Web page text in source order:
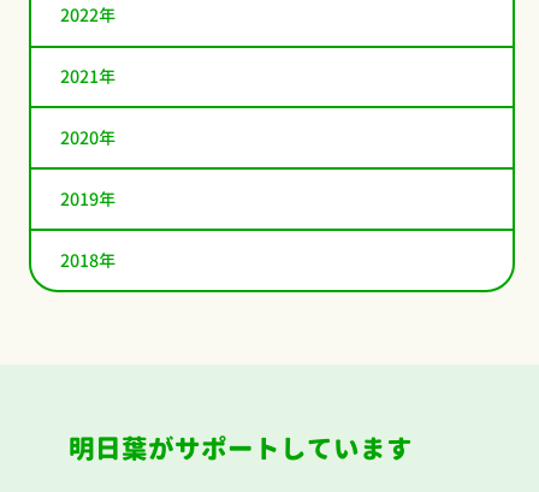
2022年
2021年
2020年
2019年
2018年
明日葉がサポートしています